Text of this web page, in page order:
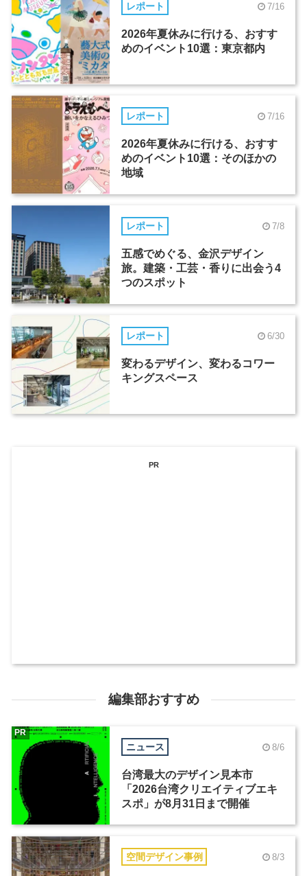
レポート 7/16
2026年夏休みに行ける、おすす
めのイベント10選：東京都内
レポート 7/16
2026年夏休みに行ける、おすす
めのイベント10選：そのほかの
地域
レポート 7/8
五感でめぐる、金沢デザイン
旅。建築・工芸・香りに出会う4
つのスポット
レポート 6/30
変わるデザイン、変わるコワー
キングスペース
PR
編集部おすすめ
ニュース 8/6
台湾最大のデザイン見本市
「2026台湾クリエイティブエキ
スポ」が8月31日まで開催
PR
空間デザイン事例 8/3